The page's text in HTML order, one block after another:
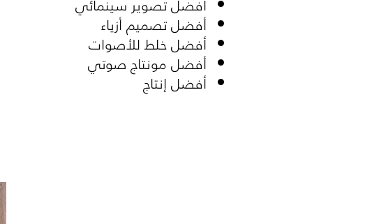
أفضل تصميم أزياء
أفضل خلط للأصوات
أفضل مونتاج صوتي
أفضل إنتاج